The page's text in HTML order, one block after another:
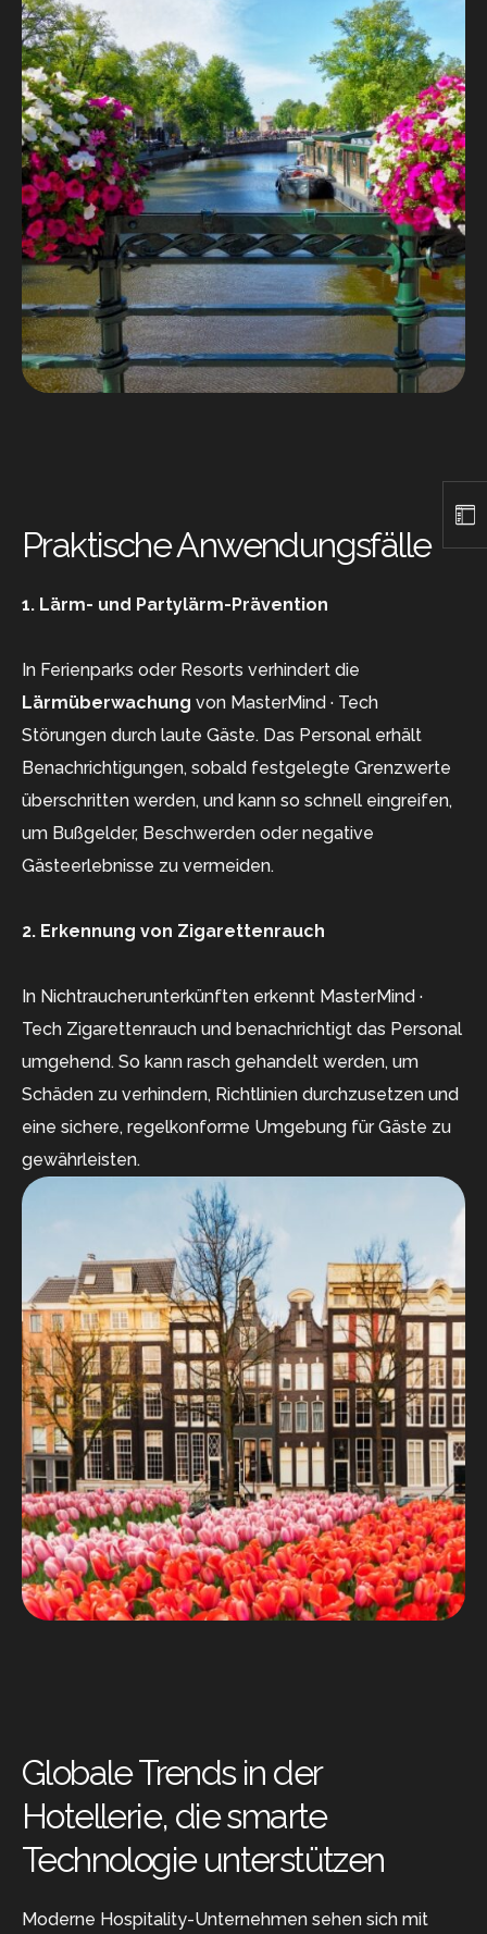
Praktische Anwendungsfälle
1. Lärm- und Partylärm-Prävention
In Ferienparks oder Resorts verhindert die
Lärmüberwachung von MasterMind · Tech
Störungen durch laute Gäste. Das Personal erhält
Benachrichtigungen, sobald festgelegte Grenzwerte
überschritten werden, und kann so schnell eingreifen,
um Bußgelder, Beschwerden oder negative
Gästeerlebnisse zu vermeiden.
2. Erkennung von Zigarettenrauch
In Nichtraucherunterkünften erkennt MasterMind ·
Tech Zigarettenrauch und benachrichtigt das Personal
umgehend. So kann rasch gehandelt werden, um
Schäden zu verhindern, Richtlinien durchzusetzen und
eine sichere, regelkonforme Umgebung für Gäste zu
gewährleisten.
Globale Trends in der
Hotellerie, die smarte
Technologie unterstützen
Moderne Hospitality-Unternehmen sehen sich mit